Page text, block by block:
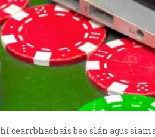
cearrbhachais beo slán agus